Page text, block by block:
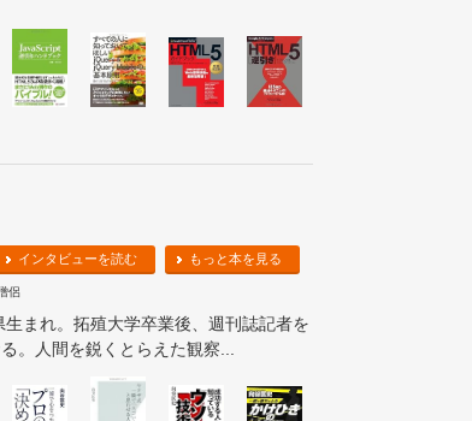
もっと本を見る
インタビューを読む
侶
生まれ。拓殖大学卒業後、週刊誌記者を
。人間を鋭くとらえた観察...